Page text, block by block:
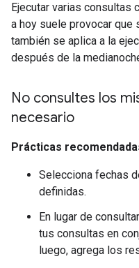
Ejecutar varias consultas
a hoy suele provocar que
también se aplica a la
después de la
No consultes los
necesario
Prácticas
Selecciona fechas
definidas.
En lugar de
tus consultas en
luego, agrega los